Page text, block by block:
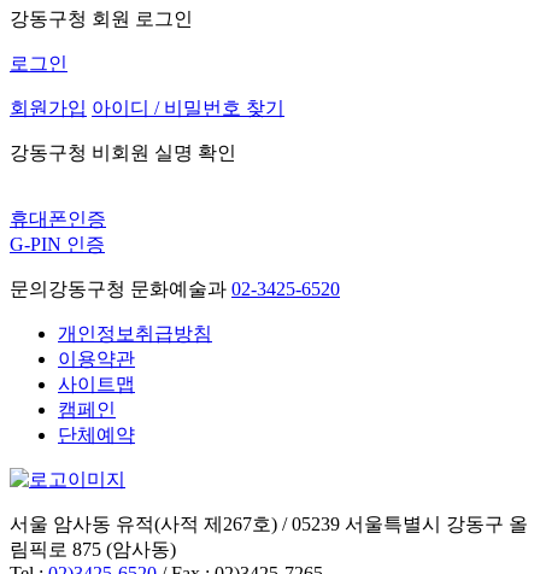
강동구청 회원 로그인
로그인
회원가입 아이디 / 비밀번호 찾기
강동구청 비회원 실명 확인
휴대폰인증
G-PIN 인증
문의 강동구청 문화예술과 02-3425-6520
개인정보취급방침
이용약관
사이트맵
캠페인
단체예약
서울 암사동 유적(사적 제267호) / 05239 서울특별시 강동구 올
림픽로 875 (암사동)